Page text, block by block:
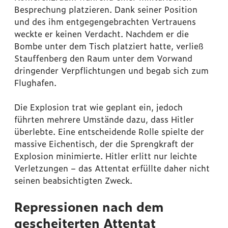
Besprechung platzieren. Dank seiner Position
und des ihm entgegengebrachten Vertrauens
weckte er keinen Verdacht. Nachdem er die
Bombe unter dem Tisch platziert hatte, verließ
Stauffenberg den Raum unter dem Vorwand
dringender Verpflichtungen und begab sich zum
Flughafen.
Die Explosion trat wie geplant ein, jedoch
führten mehrere Umstände dazu, dass Hitler
überlebte. Eine entscheidende Rolle spielte der
massive Eichentisch, der die Sprengkraft der
Explosion minimierte. Hitler erlitt nur leichte
Verletzungen – das Attentat erfüllte daher nicht
seinen beabsichtigten Zweck.
Repressionen nach dem
gescheiterten Attentat